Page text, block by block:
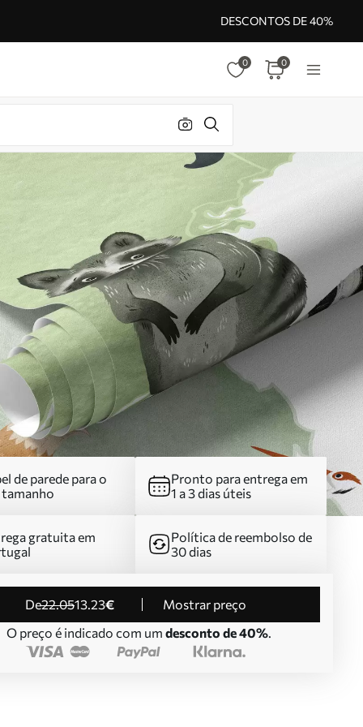
DESCONTOS DE 40%
0 0
de parede para o
tamanho
Pronto para entrega em
1 a 3 dias úteis
gratuita em
Política de reembolso de
30 dias
de22.0513.23€
Mostrar preço
O preço é indicado com um desconto de 40%.